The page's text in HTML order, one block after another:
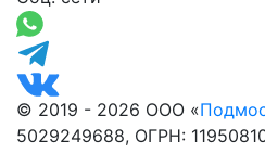
© 2019 - 2026 ООО «
5029249688, ОГРН: